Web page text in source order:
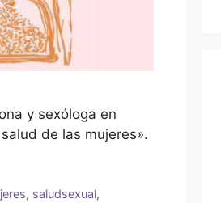
y sexóloga en
de las mujeres».
, saludsexual,